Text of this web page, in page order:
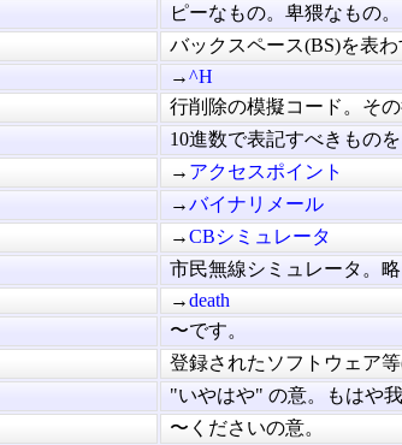
ピーなもの。卑猥なもの。
バックスペース(BS)を表
→^H
行削除の模擬コード。そ
10進数で表記すべきもの
→ アクセスポイント
→バイナリメール
→CBシミュレータ
市民無線シミュレータ。
→death
〜です。
登録されたソフトウェア
"いやはや" の意。もはや
〜くださいの意。